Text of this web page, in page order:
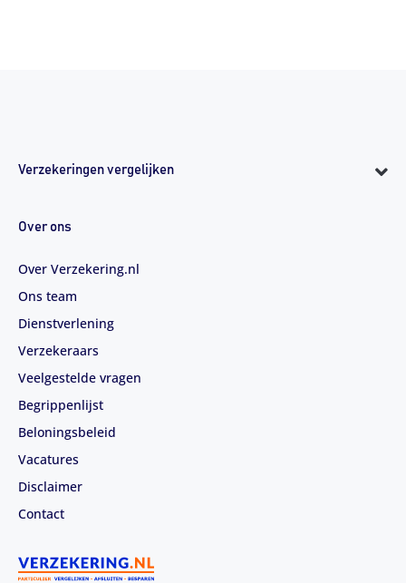
Verzekeringen vergelijken
Over ons
Over Verzekering.nl
Ons team
Dienstverlening
Verzekeraars
Veelgestelde vragen
Begrippenlijst
Beloningsbeleid
Vacatures
Disclaimer
Contact